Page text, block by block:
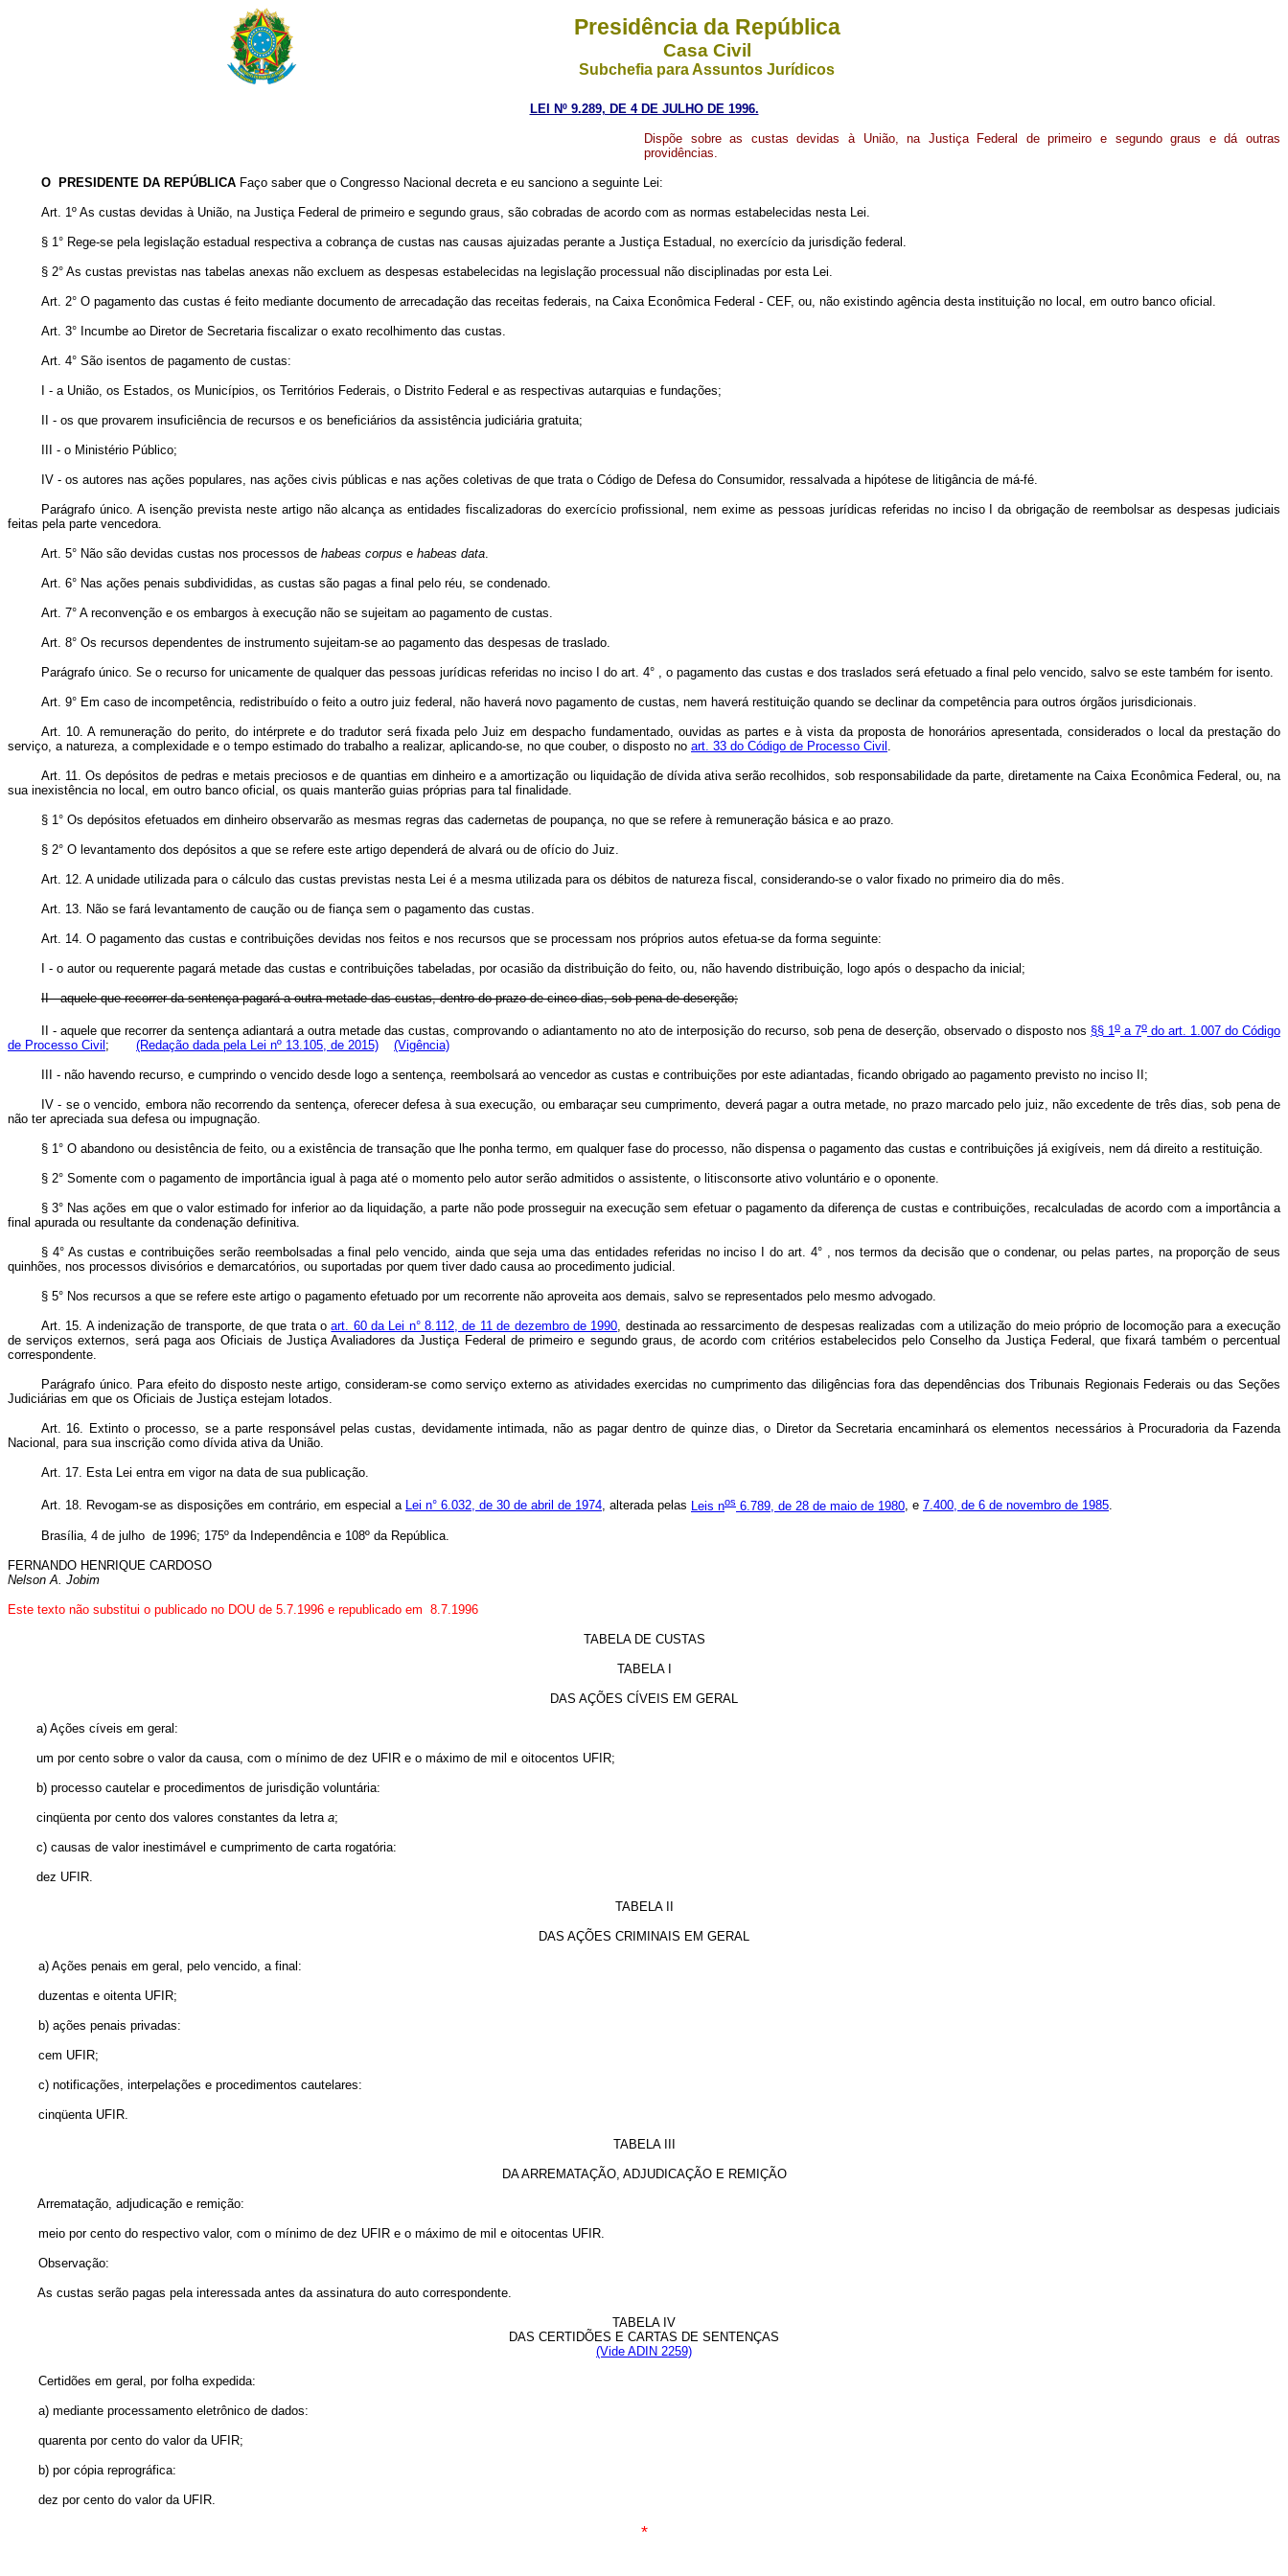
Presidência da República
Casa Civil
Subchefia para Assuntos Jurídicos
LEI Nº 9.289, DE 4 DE JULHO DE 1996.
Dispõe sobre as custas devidas à União, na Justiça Federal de primeiro e segundo graus e dá outras
providências.
O PRESIDENTE DA REPÚBLICA Faço saber que o Congresso Nacional decreta e eu sanciono a seguinte Lei:
Art. 1º As custas devidas à União, na Justiça Federal de primeiro e segundo graus, são cobradas de acordo com as normas estabelecidas nesta Lei.
§ 1° Rege-se pela legislação estadual respectiva a cobrança de custas nas causas ajuizadas perante a Justiça Estadual, no exercício da jurisdição federal.
§ 2° As custas previstas nas tabelas anexas não excluem as despesas estabelecidas na legislação processual não disciplinadas por esta Lei.
Art. 2° O pagamento das custas é feito mediante documento de arrecadação das receitas federais, na Caixa Econômica Federal - CEF, ou, não existindo agência desta instituição no local, em outro banco oficial.
Art. 3° Incumbe ao Diretor de Secretaria fiscalizar o exato recolhimento das custas.
Art. 4° São isentos de pagamento de custas:
I - a União, os Estados, os Municípios, os Territórios Federais, o Distrito Federal e as respectivas autarquias e fundações;
II - os que provarem insuficiência de recursos e os beneficiários da assistência judiciária gratuita;
III - o Ministério Público;
IV - os autores nas ações populares, nas ações civis públicas e nas ações coletivas de que trata o Código de Defesa do Consumidor, ressalvada a hipótese de litigância de má-fé.
Parágrafo único. A isenção prevista neste artigo não alcança as entidades fiscalizadoras do exercício profissional, nem exime as pessoas jurídicas referidas no inciso I da obrigação de reembolsar as despesas judiciais
feitas pela parte vencedora.
Art. 5° Não são devidas custas nos processos de habeas corpus e habeas data.
Art. 6° Nas ações penais subdivididas, as custas são pagas a final pelo réu, se condenado.
Art. 7° A reconvenção e os embargos à execução não se sujeitam ao pagamento de custas.
Art. 8° Os recursos dependentes de instrumento sujeitam-se ao pagamento das despesas de traslado.
Parágrafo único. Se o recurso for unicamente de qualquer das pessoas jurídicas referidas no inciso I do art. 4° , o pagamento das custas e dos traslados será efetuado a final pelo vencido, salvo se este também for isento.
Art. 9° Em caso de incompetência, redistribuído o feito a outro juiz federal, não haverá novo pagamento de custas, nem haverá restituição quando se declinar da competência para outros órgãos jurisdicionais.
Art. 10. A remuneração do perito, do intérprete e do tradutor será fixada pelo Juiz em despacho fundamentado, ouvidas as partes e à vista da proposta de honorários apresentada, considerados o local da prestação do
serviço, a natureza, a complexidade e o tempo estimado do trabalho a realizar, aplicando-se, no que couber, o disposto no art. 33 do Código de Processo Civil .
Art. 11. Os depósitos de pedras e metais preciosos e de quantias em dinheiro e a amortização ou liquidação de dívida ativa serão recolhidos, sob responsabilidade da parte, diretamente na Caixa Econômica Federal, ou, na
sua inexistência no local, em outro banco oficial, os quais manterão guias próprias para tal finalidade.
§ 1° Os depósitos efetuados em dinheiro observarão as mesmas regras das cadernetas de poupança, no que se refere à remuneração básica e ao prazo.
§ 2° O levantamento dos depósitos a que se refere este artigo dependerá de alvará ou de ofício do Juiz.
Art. 12. A unidade utilizada para o cálculo das custas previstas nesta Lei é a mesma utilizada para os débitos de natureza fiscal, considerando-se o valor fixado no primeiro dia do mês.
Art. 13. Não se fará levantamento de caução ou de fiança sem o pagamento das custas.
Art. 14. O pagamento das custas e contribuições devidas nos feitos e nos recursos que se processam nos próprios autos efetua-se da forma seguinte:
I - o autor ou requerente pagará metade das custas e contribuições tabeladas, por ocasião da distribuição do feito, ou, não havendo distribuição, logo após o despacho da inicial;
II - aquele que recorrer da sentença pagará a outra metade das custas, dentro do prazo de cinco dias, sob pena de deserção;
II - aquele que recorrer da sentença adiantará a outra metade das custas, comprovando o adiantamento no ato de interposição do recurso, sob pena de deserção, observado o disposto nos §§ 1o a 7o do art. 1.007 do Código
de Processo Civil ; (Redação dada pela Lei nº 13.105, de 2015) (Vigência)
III - não havendo recurso, e cumprindo o vencido desde logo a sentença, reembolsará ao vencedor as custas e contribuições por este adiantadas, ficando obrigado ao pagamento previsto no inciso II;
IV - se o vencido, embora não recorrendo da sentença, oferecer defesa à sua execução, ou embaraçar seu cumprimento, deverá pagar a outra metade, no prazo marcado pelo juiz, não excedente de três dias, sob pena de
não ter apreciada sua defesa ou impugnação.
§ 1° O abandono ou desistência de feito, ou a existência de transação que lhe ponha termo, em qualquer fase do processo, não dispensa o pagamento das custas e contribuições já exigíveis, nem dá direito a restituição.
§ 2° Somente com o pagamento de importância igual à paga até o momento pelo autor serão admitidos o assistente, o litisconsorte ativo voluntário e o oponente.
§ 3° Nas ações em que o valor estimado for inferior ao da liquidação, a parte não pode prosseguir na execução sem efetuar o pagamento da diferença de custas e contribuições, recalculadas de acordo com a importância a
final apurada ou resultante da condenação definitiva.
§ 4° As custas e contribuições serão reembolsadas a final pelo vencido, ainda que seja uma das entidades referidas no inciso I do art. 4° , nos termos da decisão que o condenar, ou pelas partes, na proporção de seus
quinhões, nos processos divisórios e demarcatórios, ou suportadas por quem tiver dado causa ao procedimento judicial.
§ 5° Nos recursos a que se refere este artigo o pagamento efetuado por um recorrente não aproveita aos demais, salvo se representados pelo mesmo advogado.
Art. 15. A indenização de transporte, de que trata oart. 60 da Lei n° 8.112, de 11 de dezembro de 1990, destinada ao ressarcimento de despesas realizadas com a utilização do meio próprio de locomoção para a execução
de serviços externos, será paga aos Oficiais de Justiça Avaliadores da Justiça Federal de primeiro e segundo graus, de acordo com critérios estabelecidos pelo Conselho da Justiça Federal, que fixará também o percentual
correspondente.
Parágrafo único. Para efeito do disposto neste artigo, consideram-se como serviço externo as atividades exercidas no cumprimento das diligências fora das dependências dos Tribunais Regionais Federais ou das Seções
Judiciárias em que os Oficiais de Justiça estejam lotados.
Art. 16. Extinto o processo, se a parte responsável pelas custas, devidamente intimada, não as pagar dentro de quinze dias, o Diretor da Secretaria encaminhará os elementos necessários à Procuradoria da Fazenda
Nacional, para sua inscrição como dívida ativa da União.
Art. 17. Esta Lei entra em vigor na data de sua publicação.
Art. 18. Revogam-se as disposições em contrário, em especial a Lei n° 6.032, de 30 de abril de 1974, alterada pelas Leis nos 6.789, de 28 de maio de 1980, e 7.400, de 6 de novembro de 1985.
Brasília, 4 de julho de 1996; 175º da Independência e 108º da República.
FERNANDO HENRIQUE CARDOSO
Nelson A. Jobim
Este texto não substitui o publicado no DOU de 5.7.1996 e republicado em 8.7.1996
TABELA DE CUSTAS
TABELA I
DAS AÇÕES CÍVEIS EM GERAL
a) Ações cíveis em geral:
um por cento sobre o valor da causa, com o mínimo de dez UFIR e o máximo de mil e oitocentos UFIR;
b) processo cautelar e procedimentos de jurisdição voluntária:
cinqüenta por cento dos valores constantes da letra a;
c) causas de valor inestimável e cumprimento de carta rogatória:
dez UFIR.
TABELA II
DAS AÇÕES CRIMINAIS EM GERAL
a) Ações penais em geral, pelo vencido, a final:
duzentas e oitenta UFIR;
b) ações penais privadas:
cem UFIR;
c) notificações, interpelações e procedimentos cautelares:
cinqüenta UFIR.
TABELA III
DA ARREMATAÇÃO, ADJUDICAÇÃO E REMIÇÃO
Arrematação, adjudicação e remição:
meio por cento do respectivo valor, com o mínimo de dez UFIR e o máximo de mil e oitocentas UFIR.
Observação:
As custas serão pagas pela interessada antes da assinatura do auto correspondente.
TABELA IV
DAS CERTIDÕES E CARTAS DE SENTENÇAS
(Vide ADIN 2259)
Certidões em geral, por folha expedida:
a) mediante processamento eletrônico de dados:
quarenta por cento do valor da UFIR;
b) por cópia reprográfica:
dez por cento do valor da UFIR.
*